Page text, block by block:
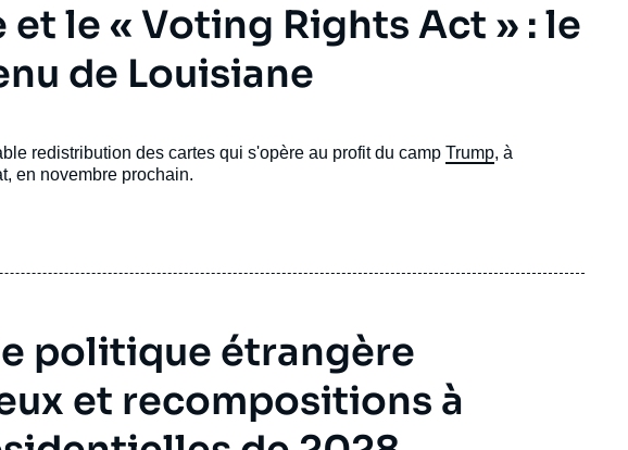
et le « Voting Rights Act » : le
de Louisiane
redistribution des cartes qui s'opère au profit du camp Trump, à
en novembre prochain.
politique étrangère
et recompositions à